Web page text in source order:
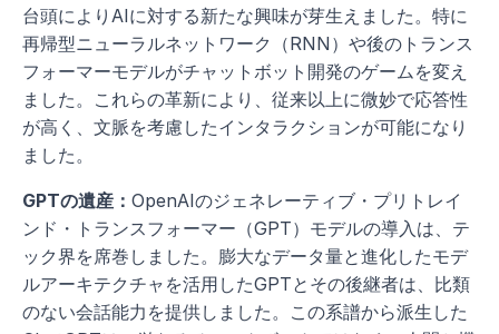
台頭によりAIに対する新たな興味が芽生えました。特に
再帰型ニューラルネットワーク（RNN）や後のトランス
フォーマーモデルがチャットボット開発のゲームを変え
ました。これらの革新により、従来以上に微妙で応答性
が高く、文脈を考慮したインタラクションが可能になり
ました。
GPTの遺産： OpenAIのジェネレーティブ・プリトレイ
ンド・トランスフォーマー（GPT）モデルの導入は、テ
ック界を席巻しました。膨大なデータ量と進化したモデ
ルアーキテクチャを活用したGPTとその後継者は、比類
のない会話能力を提供しました。この系譜から派生した